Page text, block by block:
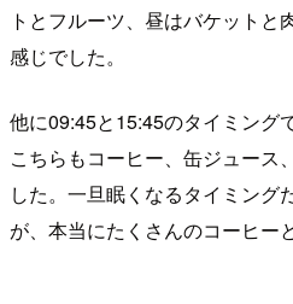
トとフルーツ、昼はバケットと
感じでした。
他に09:45と15:45のタイミング
こちらもコーヒー、缶ジュース
した。一旦眠くなるタイミング
が、本当にたくさんのコーヒー